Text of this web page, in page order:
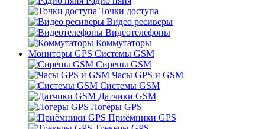
Точки доступа
Видео ресиверы
Видеотелефоны
Коммутаторы
Мониторы GPS Системы GSM
Сирены GSM
Часы GPS и GSM
Системы GSM
Датчики GSM
Логеры GPS
Приёмники GPS